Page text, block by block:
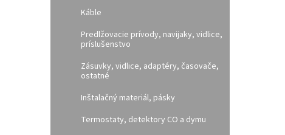
Káble
Predlžovacie prívody, navijaky, vidlice,
príslušenstvo
Zásuvky, vidlice, adaptéry, časovače,
ostatné
Inštalačný materiál, pásky
Termostaty, detektory CO a dymu